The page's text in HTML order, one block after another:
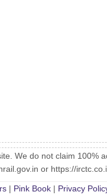
We do not claim 100%
or https://
| Pink Book | Privacy